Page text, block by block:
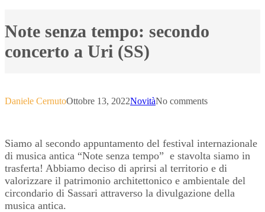
Note senza tempo: secondo
concerto a Uri (SS)
Daniele CernutoOttobre 13, 2022NovitàNo comments
Siamo al secondo appuntamento del festival internazionale
di musica antica “Note senza tempo” e stavolta siamo in
trasferta! Abbiamo deciso di aprirsi al territorio e di
valorizzare il patrimonio architettonico e ambientale del
circondario di Sassari attraverso la divulgazione della
musica antica.